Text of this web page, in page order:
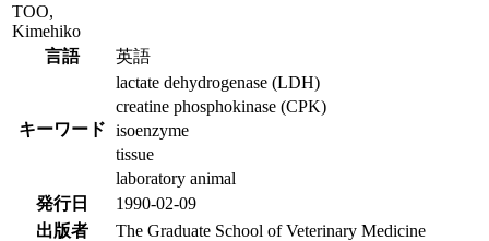
TOO,
Kimehiko
言語
英語
キーワード
lactate dehydrogenase (LDH)
creatine phosphokinase (CPK)
isoenzyme
tissue
laboratory animal
発行日
1990-02-09
出版者
The Graduate School of Veterinary Medicine